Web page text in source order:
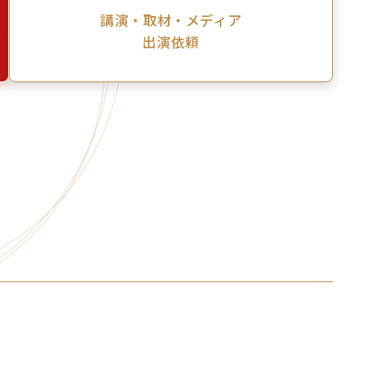
講演・取材・メディア
出演依頼